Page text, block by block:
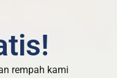
rempah kami